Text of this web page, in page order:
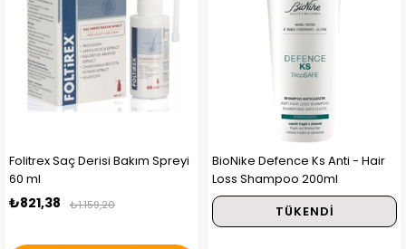
Folitrex Saç Derisi Bakım Spreyi
60 ml
₺821,38 ₺1.159,20
BioNike Defence Ks Anti - Hair
Loss Shampoo 200ml
TÜKENDI